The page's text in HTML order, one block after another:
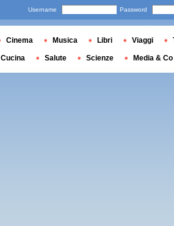
Username Password
Cinema Musica Libri Viaggi
Cucina Salute Scienze Media & Co